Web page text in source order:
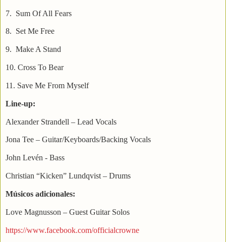
7. Sum Of All Fears
8. Set Me Free
9. Make A Stand
10. Cross To Bear
11. Save Me From Myself
Line-up:
Alexander Strandell – Lead Vocals
Jona Tee – Guitar/Keyboards/Backing Vocals
John Levén - Bass
Christian “Kicken” Lundqvist – Drums
Músicos adicionales:
Love Magnusson – Guest Guitar Solos
https://www.facebook.com/officialcrowne